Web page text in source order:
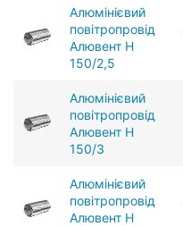
Алюмінієвий
повітропровід
Алювент Н
150/2,5
Алюмінієвий
повітропровід
Алювент Н
150/3
Алюмінієвий
повітропровід
Алювент Н